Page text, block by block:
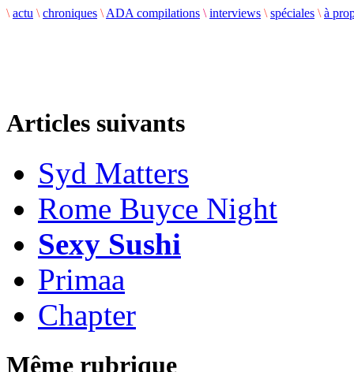
\ actu \ chroniques \ ADA compilations \ interviews \ spéciales \ à
Articles suivants
Syd Matters
Rome Buyce Night
Sexy Sushi
Primaa
Chapter
Même rubrique